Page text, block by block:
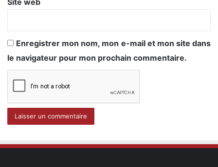
Site web
Enregistrer mon nom, mon e-mail et mon site dans
le navigateur pour mon prochain commentaire.